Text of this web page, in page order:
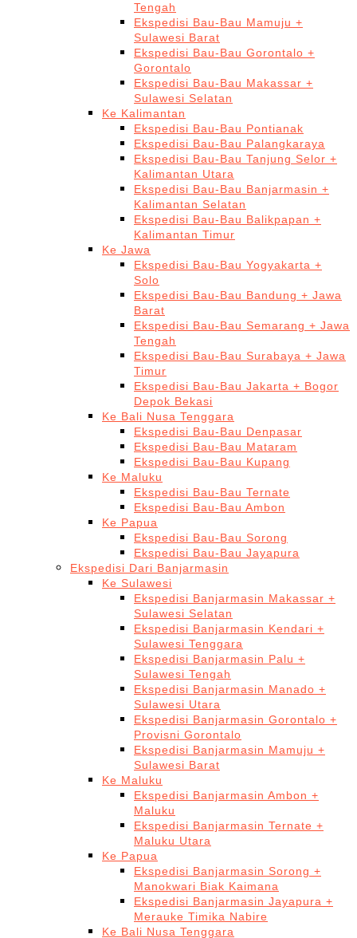
Tengah
Ekspedisi Bau-Bau Mamuju +
Sulawesi Barat
Ekspedisi Bau-Bau Gorontalo +
Gorontalo
Ekspedisi Bau-Bau Makassar +
Sulawesi Selatan
Ke Kalimantan
Ekspedisi Bau-Bau Pontianak
Ekspedisi Bau-Bau Palangkaraya
Ekspedisi Bau-Bau Tanjung Selor +
Kalimantan Utara
Ekspedisi Bau-Bau Banjarmasin +
Kalimantan Selatan
Ekspedisi Bau-Bau Balikpapan +
Kalimantan Timur
Ke Jawa
Ekspedisi Bau-Bau Yogyakarta +
Solo
Ekspedisi Bau-Bau Bandung + Jawa
Barat
Ekspedisi Bau-Bau Semarang + Jawa
Tengah
Ekspedisi Bau-Bau Surabaya + Jawa
Timur
Ekspedisi Bau-Bau Jakarta + Bogor
Depok Bekasi
Ke Bali Nusa Tenggara
Ekspedisi Bau-Bau Denpasar
Ekspedisi Bau-Bau Mataram
Ekspedisi Bau-Bau Kupang
Ke Maluku
Ekspedisi Bau-Bau Ternate
Ekspedisi Bau-Bau Ambon
Ke Papua
Ekspedisi Bau-Bau Sorong
Ekspedisi Bau-Bau Jayapura
Ekspedisi Dari Banjarmasin
Ke Sulawesi
Ekspedisi Banjarmasin Makassar +
Sulawesi Selatan
Ekspedisi Banjarmasin Kendari +
Sulawesi Tenggara
Ekspedisi Banjarmasin Palu +
Sulawesi Tengah
Ekspedisi Banjarmasin Manado +
Sulawesi Utara
Ekspedisi Banjarmasin Gorontalo +
Provisni Gorontalo
Ekspedisi Banjarmasin Mamuju +
Sulawesi Barat
Ke Maluku
Ekspedisi Banjarmasin Ambon +
Maluku
Ekspedisi Banjarmasin Ternate +
Maluku Utara
Ke Papua
Ekspedisi Banjarmasin Sorong +
Manokwari Biak Kaimana
Ekspedisi Banjarmasin Jayapura +
Merauke Timika Nabire
Ke Bali Nusa Tenggara